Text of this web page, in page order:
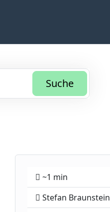
Suche
~1 min
Stefan Braunstein